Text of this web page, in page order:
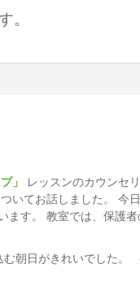
。
」
レッスンのカウンセ
いてお話しました。 今日
ます。 教室では、保護者
む朝日がきれいでした。